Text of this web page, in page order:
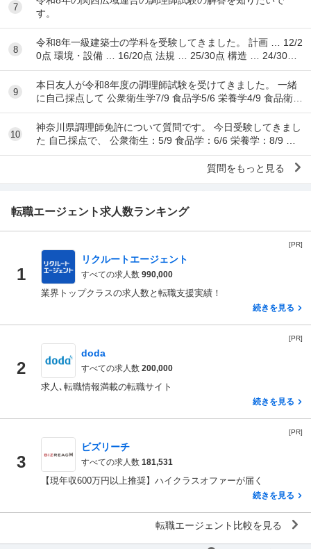
7
す。
8
令和8年一級建築士の学科を受験してきました。 計画 … 12/2
0点 環境・設備 … 16/20点 法規 … 25/30点 構造 … 24/30点
...
9
本日友人が令和8年度の調理師試験を受けてきました。 一緒
に自己採点して 公衆衛生学7/9 食品学5/6 栄養学4/9 食品衛生
学8/15 調理理論9/17 食文
10
神奈川県調理師免許について質問です。 今日受験してきまし
た 自己採点で、 公衆衛生：5/9 食品学：6/6 栄養学：8/9 食
品衛生：10/15 調理理...
質問をもっと見る
転職エージェント求人数ランキング
[PR]
1
リクルートエージェント
すべての求人数 990,000
業界トップクラスの求人数と転職支援実績！
続きを見る
[PR]
2
doda
すべての求人数 200,000
求人､転職情報満載の転職サイト
続きを見る
[PR]
3
ビズリーチ
すべての求人数 181,531
【現年収600万円以上推奨】ハイクラスオファーが届く
続きを見る
転職エージェント比較を見る